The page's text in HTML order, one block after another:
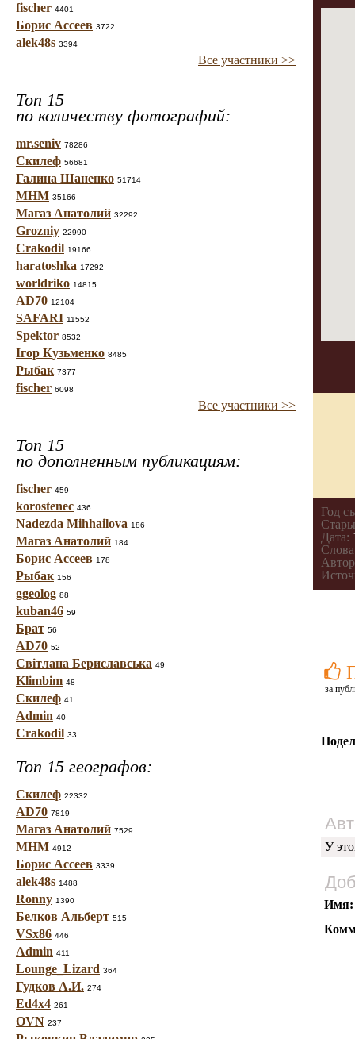
fischer 4401
Борис Ассеев 3722
alek48s 3394
Все участники >>
Топ 15
по количеству фотографий:
mr.seniv 78286
Скилеф 56681
Галина Шаненко 51714
МНМ 35166
Магаз Анатолий 32292
Grozniy 22990
Crakodil 19166
haratoshka 17292
worldriko 14815
AD70 12104
SAFARI 11552
Spektor 8532
Ігор Кузьменко 8485
Рыбак 7377
fischer 6098
Все участники >>
Топ 15
по дополненным публикациям:
fischer 459
korostenec 436
Nadezda Mihhailova 186
Магаз Анатолий 184
Борис Ассеев 178
Рыбак 156
ggeolog 88
kuban46 59
Брат 56
AD70 52
Світлана Бериславська 49
Klimbim 48
Скилеф 41
Admin 40
Crakodil 33
Топ 15 географов:
Скилеф 22332
AD70 7819
Магаз Анатолий 7529
МНМ 4912
Борис Ассеев 3339
alek48s 1488
Ronny 1390
Белков Альберт 515
VSx86 446
Admin 411
Lounge_Lizard 364
Гудков А.И. 274
Ed4x4 261
OVN 237
Год
Дата:
за
У
Имя: